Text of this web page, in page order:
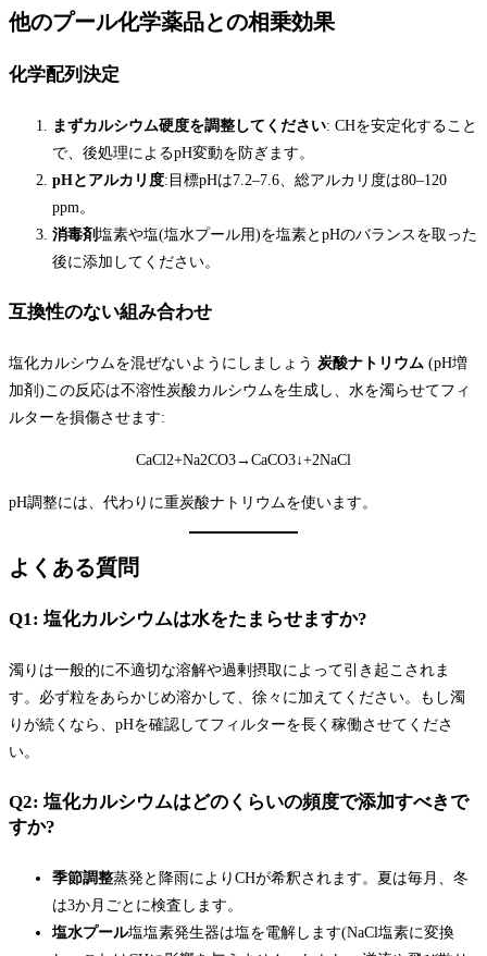
他のプール化学薬品との相乗効果
化学配列決定
まずカルシウム硬度を調整してください: CHを安定化すること
で、後処理によるpH変動を防ぎます。
pHとアルカリ度:目標pHは7.2–7.6、総アルカリ度は80–120
ppm。
消毒剤塩素や塩(塩水プール用)を塩素とpHのバランスを取った
後に添加してください。
互換性のない組み合わせ
塩化カルシウムを混ぜないようにしましょう 炭酸ナトリウム (pH増
加剤)この反応は不溶性炭酸カルシウムを生成し、水を濁らせてフィ
ルターを損傷させます:
CaCl2+Na2CO3→CaCO3↓+2NaCl
pH調整には、代わりに重炭酸ナトリウムを使います。
よくある質問
Q1: 塩化カルシウムは水をたまらせますか?
濁りは一般的に不適切な溶解や過剰摂取によって引き起こされま
す。必ず粒をあらかじめ溶かして、徐々に加えてください。もし濁
りが続くなら、pHを確認してフィルターを長く稼働させてくださ
い。
Q2: 塩化カルシウムはどのくらいの頻度で添加すべきで
すか?
季節調整蒸発と降雨によりCHが希釈されます。夏は毎月、冬
は3か月ごとに検査します。
塩水プール塩塩素発生器は塩を電解します(NaCl塩素に変換